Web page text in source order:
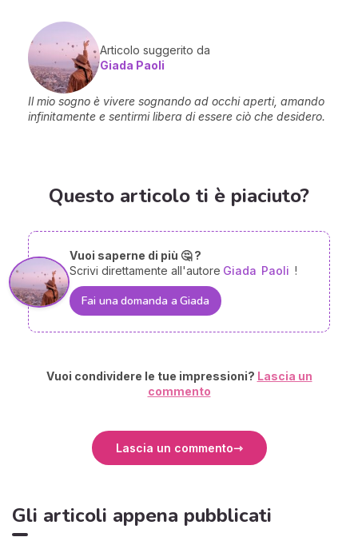
Articolo suggerito da
Giada Paoli
Il mio sogno è vivere sognando ad occhi aperti, amando
infinitamente e sentirmi libera di essere ciò che desidero.
Questo articolo ti è piaciuto?
Vuoi saperne di più 🤔 ?
Scrivi direttamente all'autore Giada Paoli !
Fai una domanda a Giada
Vuoi condividere le tue impressioni? Lascia un
commento
Lascia un commento
Gli articoli appena pubblicati